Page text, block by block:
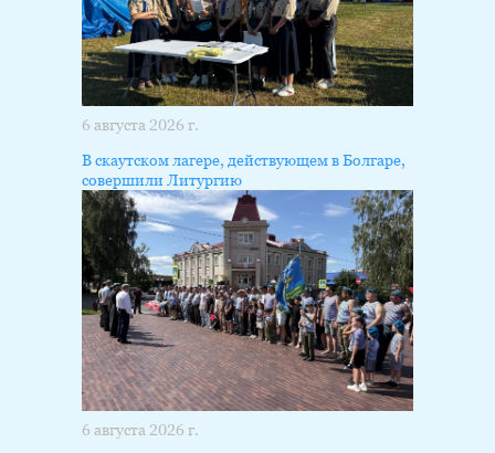
6 августа 2026 г.
В скаутском лагере, действующем в Болгаре,
совершили Литургию
6 августа 2026 г.